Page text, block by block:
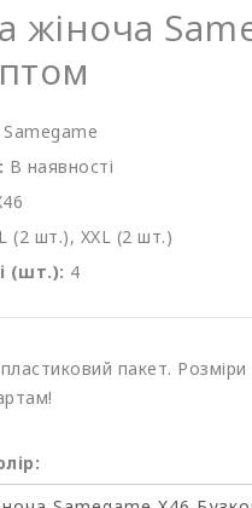
жіноча
Samegame
В наявності
(2 шт.), XXL (2 шт.)
(шт.): 4
пакет. Розміри